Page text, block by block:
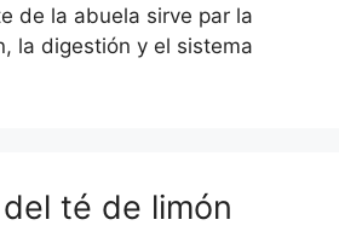
de la abuela sirve par la
la digestión y el sistema
té de limón